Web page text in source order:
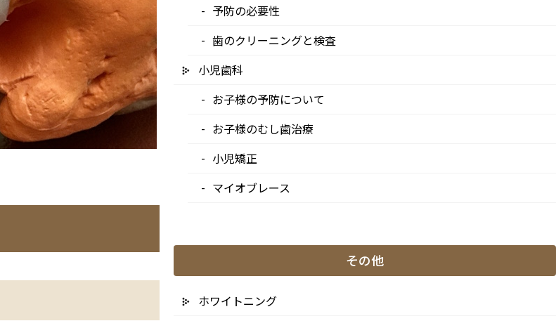
女性矯正歯科医が在籍
予防の必要性
歯のクリーニングと検査
小児歯科
お子様の予防について
お子様のむし歯治療
小児矯正
マイオブレース
その他
ホワイトニング